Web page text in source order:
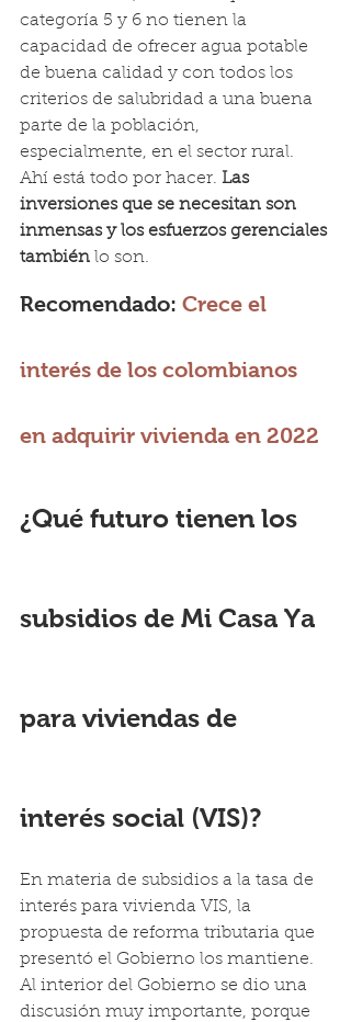
categoría 5 y 6 no tienen la
capacidad de ofrecer agua potable
de buena calidad y con todos los
criterios de salubridad a una buena
parte de la población,
especialmente, en el sector rural.
Ahí está todo por hacer. Las
inversiones que se necesitan son
inmensas y los esfuerzos gerenciales
también lo son.
Recomendado: Crece el
interés de los colombianos
en adquirir vivienda en 2022
¿Qué futuro tienen los
subsidios de Mi Casa Ya
para viviendas de
interés social (VIS)?
En materia de subsidios a la tasa de
interés para vivienda VIS, la
propuesta de reforma tributaria que
presentó el Gobierno los mantiene.
Al interior del Gobierno se dio una
discusión muy importante, porque